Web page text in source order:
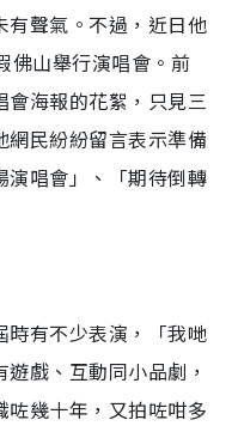
有聲氣。不過，近日他
佛山舉行演唱會。前
會海報的花絮，只見三
網民紛紛留言表示準備
演唱會」、「期待倒轉
時有不少表演，「我哋
戲、互動同小品劇，
咗幾十年，又拍咗咁多